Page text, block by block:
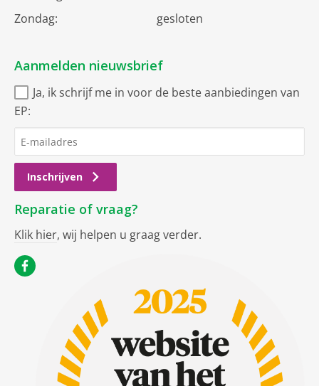
Zondag:
gesloten
Aanmelden nieuwsbrief
Ja, ik schrijf me in voor de beste aanbiedingen van
EP:
Inschrijven
Reparatie of vraag?
Klik hier, wij helpen u graag verder.